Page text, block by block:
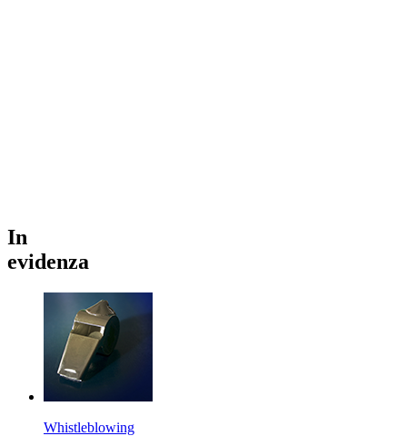
In
evidenza
Whistleblowing